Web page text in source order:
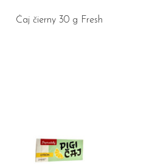
Čaj čierny 30 g Fresh